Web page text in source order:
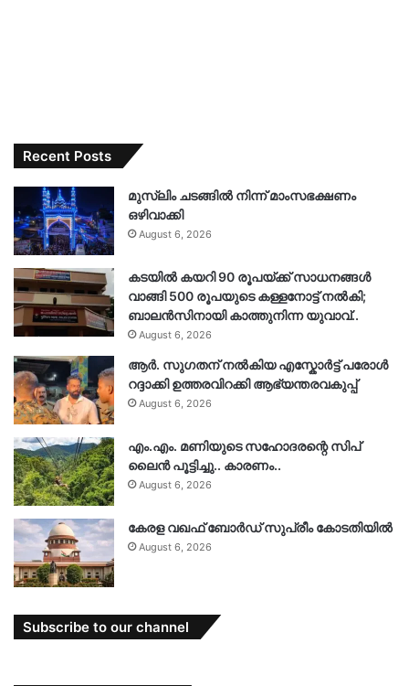
Recent Posts
മുസ്‌ലിം ചടങ്ങിൽ നിന്ന് മാംസഭക്ഷണം
ഒഴിവാക്കി
August 6, 2026
കടയിൽ കയറി 90 രൂപയ്ക്ക് സാധനങ്ങൾ
വാങ്ങി 500 രൂപയുടെ കള്ളനോട്ട് നൽകി;
ബാലൻസിനായി കാത്തുനിന്ന യുവാവ്..
August 6, 2026
ആർ. സു​ഗതന് നൽകിയ എസ്കോർട്ട് പരോൾ
റദ്ദാക്കി ഉത്തരവിറക്കി ആഭ്യന്തരവകുപ്പ്
August 6, 2026
എം.എം. മണിയുടെ സഹോദരന്റെ സിപ്
ലൈൻ പൂട്ടിച്ചു.. കാരണം..
August 6, 2026
കേരള വഖഫ് ബോർഡ് സുപ്രീം കോടതിയിൽ
August 6, 2026
Subscribe to our channel